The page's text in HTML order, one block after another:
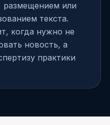
размещением или
текста.
когда нужно не
новость, а
практики